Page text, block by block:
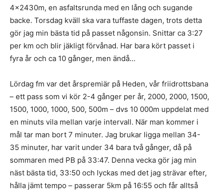
4x2430m, en asfaltsrunda med en lång och sugande
backe. Torsdag kväll ska vara tuffaste dagen, trots detta
gör jag min bästa tid på passet någonsin. Snittar ca 3:27
per km och blir jäkligt förvånad. Har bara kört passet i
fyra år och ca 10 gånger, men ändå…
Lördag fm var det årspremiär på Heden, vår friidrottsbana
– ett pass som vi kör 2-4 gånger per år, 2000, 2000, 1500,
1500, 1000, 1000, 500, 500m – dvs 10 000m uppdelat med
en minuts vila mellan varje intervall. När man kommer i
mål tar man bort 7 minuter. Jag brukar ligga mellan 34-
35 minuter, har varit under 34 bara två gånger, då på
sommaren med PB på 33:47. Denna vecka gör jag min
näst bästa tid, 33:50 och lyckas med det jag strävar efter,
hålla jämt tempo – passerar 5km på 16:55 och får alltså